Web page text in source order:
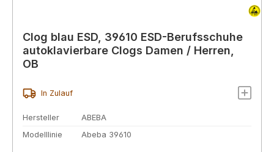
Clog blau ESD, 39610 ESD-Berufsschuhe
autoklavierbare Clogs Damen / Herren,
OB
In Zulauf
Hersteller
ABEBA
Modelllinie
Abeba 39610